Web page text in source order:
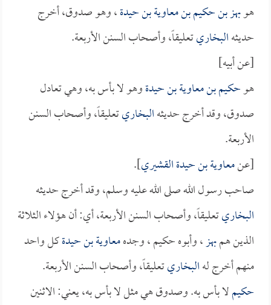
هوبهز بن حكيم بن معاوية بن حيدة، وهو صدوق، أخرج
حديثهالبخاريتعليقاً، وأصحاب السنن الأربعة.
[عن أبيه]
هوحكيم بن معاوية بن حيدةوهو لا بأس به، وهي تعادل
صدوق، وقد أخرج حديثهالبخاريتعليقاً، وأصحاب السنن
الأربعة.
[عنمعاوية بن حيدة القشيري].
صاحب رسول الله صلى الله عليه وسلم، وقد أخرج حديثه
البخاريتعليقاً، وأصحاب السنن الأربعة، أي: أن هؤلاء الثلاثة
الذين همبهز، وأبوه حكيم ، وجدهمعاوية بن حيدةكل واحد
منهم أخرج لهالبخاريتعليقاً، وأصحاب السنن الأربعة.
حكيملا بأس به. وصدوق هي مثل لا بأس به، يعني: الاثنين